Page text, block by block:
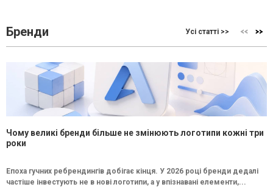
Бренди Усі статті >>
Чому великі бренди більше не змінюють логотипи кожні три
роки
Епоха гучних ребрендингів добігає кінця. У 2026 році бренди дедалі
частіше інвестують не в нові логотипи, а у впізнавані елементи,...